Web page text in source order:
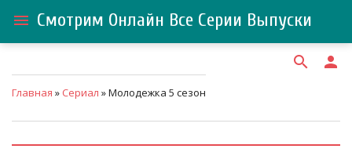
menu Смотрим Онлайн Все Серии Выпуски
search person
Главная » Сериал » Молодежка 5 сезон